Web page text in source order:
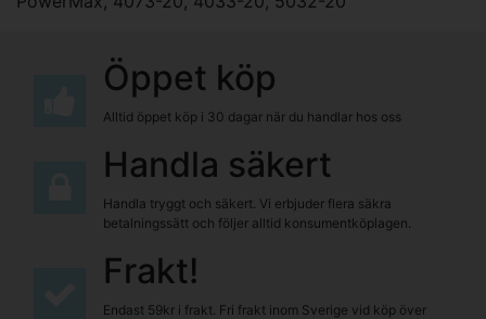
Öppet köp
Alltid öppet köp i 30 dagar när du handlar hos oss
Handla säkert
Handla tryggt och säkert. Vi erbjuder flera säkra
betalningssätt och följer alltid konsumentköplagen.
Frakt!
Endast 59kr i frakt. Fri frakt inom Sverige vid köp över